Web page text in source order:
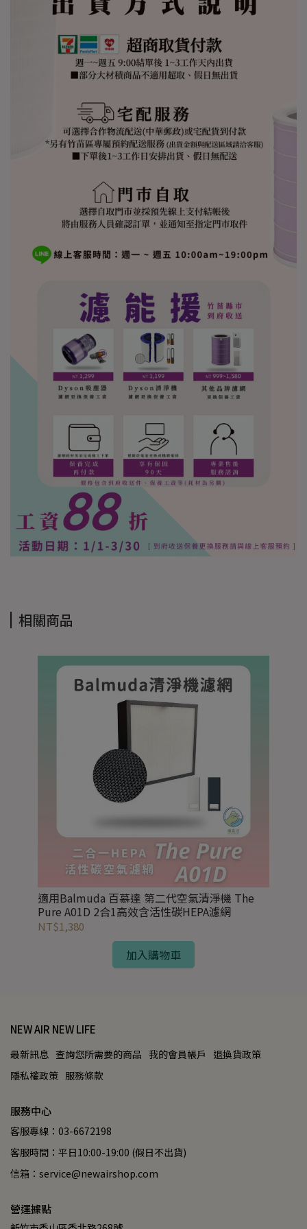
相關商品
適用Balmuda 百慕達 第二代空氣清淨機 The
Pure A01D 2合1高效含活性碳HEPA濾網
NT$1,380
加入購物車
NEW AIR NEW LIFE
最新訊息 查詢您所需要的商品 我的會員帳戶
退換貨政策
隱私權政策 服務條款
服務中心
客服專線：03-6672198
客服時間：平日10:00-19:00 (假日不出貨)
信箱：service@newairshop.com
營運據點